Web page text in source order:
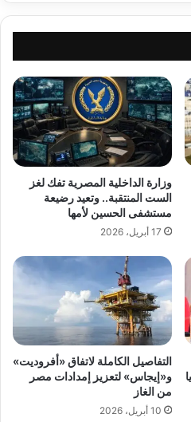
وزارة الداخلية المصرية تفك لغز
الست المنتقبة.. وتعيد رضيعة
مستشفى الحسين لأمها
17 أبريل، 2026
التفاصيل الكاملة لاتفاق «أفروديت»
و«إيجاس» لتعزيز إمدادات مصر
من الغاز
10 أبريل، 2026